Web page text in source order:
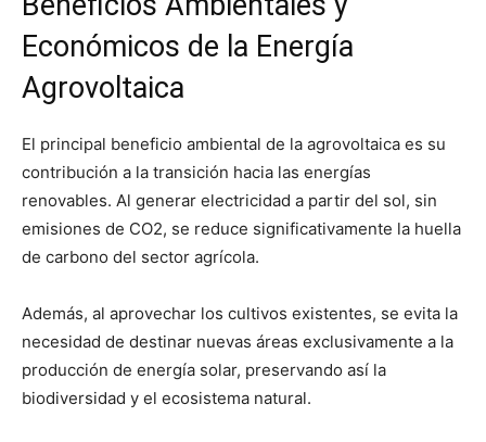
Económicos de la Energía
Agrovoltaica
El principal beneficio ambiental de la agrovoltaica es su
contribución a la transición hacia las energías
renovables. Al generar electricidad a partir del sol, sin
emisiones de CO2, se reduce significativamente la huella
de carbono del sector agrícola.
Además, al aprovechar los cultivos existentes, se evita la
necesidad de destinar nuevas áreas exclusivamente a la
producción de energía solar, preservando así la
biodiversidad y el ecosistema natural.